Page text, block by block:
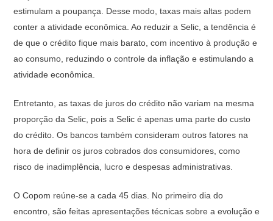
estimulam a poupança. Desse modo, taxas mais altas podem
conter a atividade econômica. Ao reduzir a Selic, a tendência é
de que o crédito fique mais barato, com incentivo à produção e
ao consumo, reduzindo o controle da inflação e estimulando a
atividade econômica.
Entretanto, as taxas de juros do crédito não variam na mesma
proporção da Selic, pois a Selic é apenas uma parte do custo
do crédito. Os bancos também consideram outros fatores na
hora de definir os juros cobrados dos consumidores, como
risco de inadimplência, lucro e despesas administrativas.
O Copom reúne-se a cada 45 dias. No primeiro dia do
encontro, são feitas apresentações técnicas sobre a evolução e